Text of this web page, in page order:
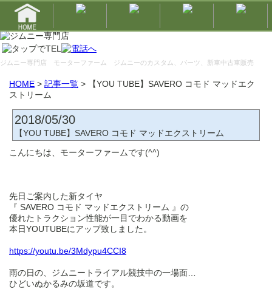
ジムニー専門店 モーターファーム ジムニーのカスタム、パーツ、新車中古車販売
HOME > 記事一覧 > 【YOU TUBE】SAVERO コモド マッドエク
ストリーム
2018/05/30
【YOU TUBE】SAVERO コモド マッドエクストリーム
こんにちは、モーターファームです(^^)
先日ご案内した新タイヤ
『 SAVERO コモド マッドエクストリーム 』の
優れたトラクション性能が一目でわかる動画を
本日YOUTUBEにアップ致しました。
https://youtu.be/3Mdypu4CCI8
雨の日の、ジムニートライアル競技中の一場面…
ひどいぬかるみの坂道です。